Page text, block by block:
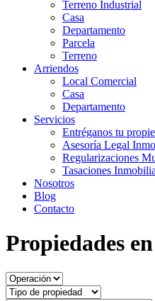
Terreno Industrial
Casa
Departamento
Parcela
Terreno
Arriendos
Local Comercial
Casa
Departamento
Servicios
Entréganos tu
Asesoría Legal
Regularizaciones
Tasaciones
Nosotros
Blog
Contacto
Propiedades